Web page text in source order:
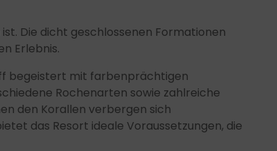
Die dicht geschlossenen Formationen
Erlebnis.
begeistert mit farbenprächtigen
Rochenarten sowie zahlreiche
den Korallen verbergen sich
das Resort ideale Voraussetzungen, die